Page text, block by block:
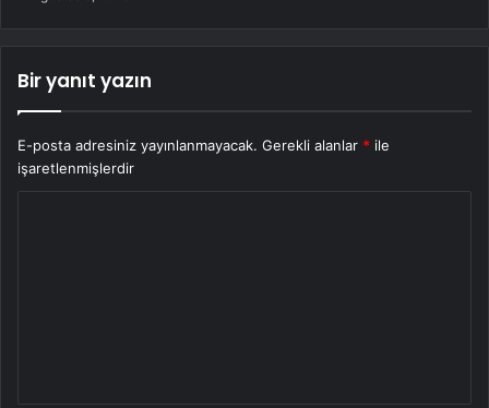
Bir yanıt yazın
E-posta adresiniz yayınlanmayacak. Gerekli alanlar * ile
işaretlenmişlerdir